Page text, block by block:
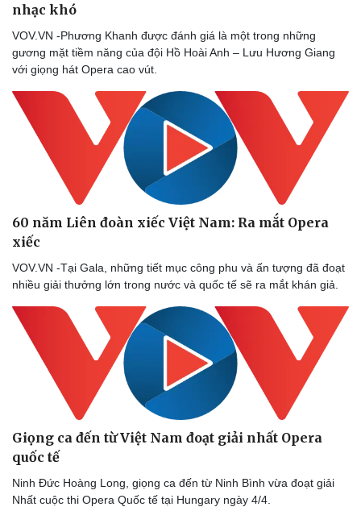
Dinh dưỡng - món ngon
Đời sống
Nhà đẹp
nhạc khó
VOV.VN -Phương Khanh được đánh giá là một trong những
gương mặt tiềm năng của đội Hồ Hoài Anh – Lưu Hương Giang
với giọng hát Opera cao vút.
60 năm Liên đoàn xiếc Việt Nam: Ra mắt Opera
xiếc
VOV.VN -Tại Gala, những tiết mục công phu và ấn tượng đã đoạt
nhiều giải thưởng lớn trong nước và quốc tế sẽ ra mắt khán giả.
Giọng ca đến từ Việt Nam đoạt giải nhất Opera
quốc tế
Ninh Đức Hoàng Long, giọng ca đến từ Ninh Bình vừa đoạt giải
Nhất cuộc thi Opera Quốc tế tại Hungary ngày 4/4.